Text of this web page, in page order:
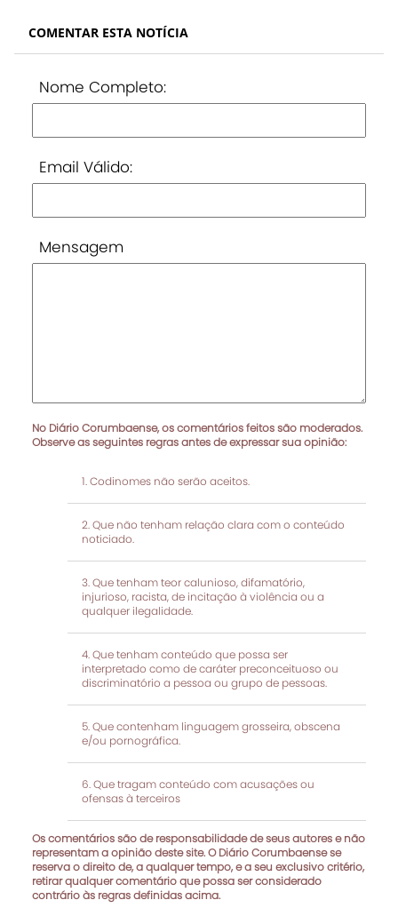
COMENTAR ESTA NOTÍCIA
Nome Completo:
Email Válido:
Mensagem
No Diário Corumbaense, os comentários feitos são moderados.
Observe as seguintes regras antes de expressar sua opinião:
Codinomes não serão aceitos.
Que não tenham relação clara com o conteúdo
noticiado.
Que tenham teor calunioso, difamatório,
injurioso, racista, de incitação à violência ou a
qualquer ilegalidade.
Que tenham conteúdo que possa ser
interpretado como de caráter preconceituoso ou
discriminatório a pessoa ou grupo de pessoas.
Que contenham linguagem grosseira, obscena
e/ou pornográfica.
Que tragam conteúdo com acusações ou
ofensas à terceiros
Os comentários são de responsabilidade de seus autores e não
representam a opinião deste site. O Diário Corumbaense se
reserva o direito de, a qualquer tempo, e a seu exclusivo critério,
retirar qualquer comentário que possa ser considerado
contrário às regras definidas acima.